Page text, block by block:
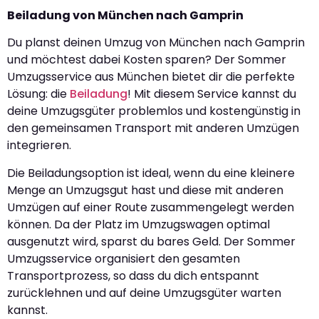
Beiladung von München nach Gamprin
Du planst deinen Umzug von München nach Gamprin
und möchtest dabei Kosten sparen? Der Sommer
Umzugsservice aus München bietet dir die perfekte
Lösung: die Beiladung! Mit diesem Service kannst du
deine Umzugsgüter problemlos und kostengünstig in
den gemeinsamen Transport mit anderen Umzügen
integrieren.
Die Beiladungsoption ist ideal, wenn du eine kleinere
Menge an Umzugsgut hast und diese mit anderen
Umzügen auf einer Route zusammengelegt werden
können. Da der Platz im Umzugswagen optimal
ausgenutzt wird, sparst du bares Geld. Der Sommer
Umzugsservice organisiert den gesamten
Transportprozess, so dass du dich entspannt
zurücklehnen und auf deine Umzugsgüter warten
kannst.